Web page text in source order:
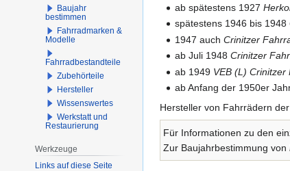
ab spätestens 1927
spätestens 1946 bis 1948
1947 auchCrinitzer
ab Juli 1948Crinitzer
ab 1949 VEB (L)
ab Anfang der 1950er
Hersteller von Fahrrädern
Für Informationen zu den
Zur Baujahrbestimmung von
Baujahr
bestimmen
Fahrradmarken &
Modelle
Fahrradbestandteile
Zubehörteile
Hersteller
Wissenswertes
Werkstatt und
Restaurierung
Werkzeuge
Links auf diese Seite